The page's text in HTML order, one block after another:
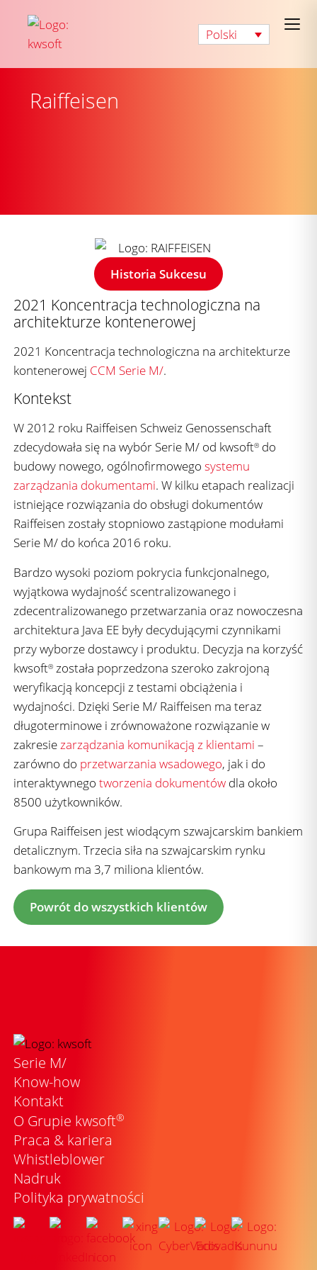
Polski
Raiffeisen
Historia Sukcesu
2021 Koncentracja technologiczna na
architekturze kontenerowej
2021 Koncentracja technologiczna na architekturze
kontenerowej CCM Serie M/.
Kontekst
W 2012 roku Raiffeisen Schweiz Genossenschaft
zdecydowała się na wybór Serie M/ od kwsoft® do
budowy nowego, ogólnofirmowego systemu
zarządzania dokumentami. W kilku etapach realizacji
istniejące rozwiązania do obsługi dokumentów
Raiffeisen zostały stopniowo zastąpione modułami
Serie M/ do końca 2016 roku.
Bardzo wysoki poziom pokrycia funkcjonalnego,
wyjątkowa wydajność scentralizowanego i
zdecentralizowanego przetwarzania oraz nowoczesna
architektura Java EE były decydującymi czynnikami
przy wyborze dostawcy i produktu. Decyzja na korzyść
kwsoft® została poprzedzona szeroko zakrojoną
weryfikacją koncepcji z testami obciążenia i
wydajności. Dzięki Serie M/ Raiffeisen ma teraz
długoterminowe i zrównoważone rozwiązanie w
zakresiezarządzania komunikacją z klientami –
zarówno do przetwarzania wsadowego, jak i do
interaktywnego tworzenia dokumentów dla około
8500 użytkowników.
Grupa Raiffeisen jest wiodącym szwajcarskim bankiem
detalicznym. Trzecia siła na szwajcarskim rynku
bankowym ma 3,7 miliona klientów.
Powrót do wszystkich klientów
Serie M/
Know-how
Kontakt
O Grupie kwsoft®
Praca & kariera
Whistleblower
Nadruk
Polityka prywatności